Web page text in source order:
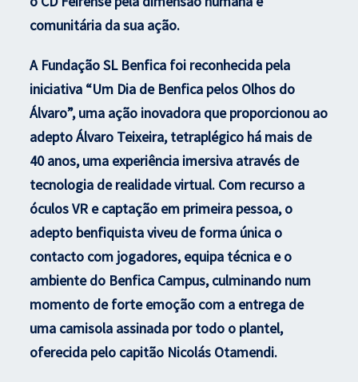
comunitária da sua ação.
A Fundação SL Benfica foi reconhecida pela
iniciativa “Um Dia de Benfica pelos Olhos do
Álvaro”, uma ação inovadora que proporcionou ao
adepto Álvaro Teixeira, tetraplégico há mais de
40 anos, uma experiência imersiva através de
tecnologia de realidade virtual. Com recurso a
óculos VR e captação em primeira pessoa, o
adepto benfiquista viveu de forma única o
contacto com jogadores, equipa técnica e o
ambiente do Benfica Campus, culminando num
momento de forte emoção com a entrega de
uma camisola assinada por todo o plantel,
oferecida pelo capitão Nicolás Otamendi.